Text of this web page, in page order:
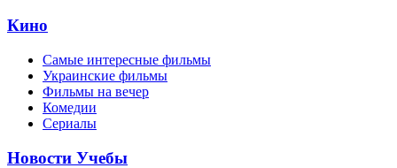
Кино
Самые интересные фильмы
Украинские фильмы
Фильмы на вечер
Комедии
Сериалы
Новости Учебы